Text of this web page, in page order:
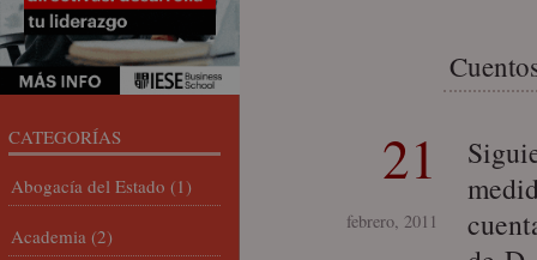
21
febrero, 2011
CATEGORÍAS
Abogacía del Estado (1)
Academia (2)